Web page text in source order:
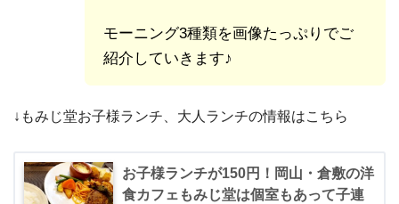
モーニング3種類を画像たっぷりでご
紹介していきます♪
↓もみじ堂お子様ランチ、大人ランチの情報はこちら
お子様ランチが150円！岡山・倉敷の洋
食カフェもみじ堂は個室もあって子連